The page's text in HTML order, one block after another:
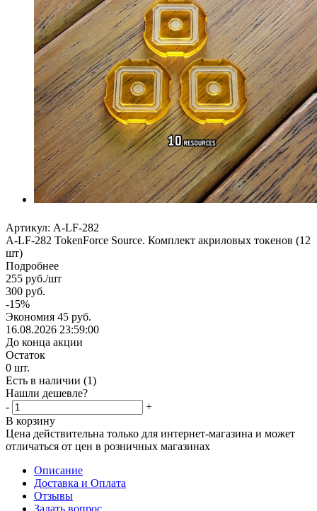
Артикул: A-LF-282
A-LF-282 TokenForce Source. Комплект акриловых токенов (12
шт)
Подробнее
255 руб./шт
300 руб.
-15%
Экономия 45 руб.
16.08.2026 23:59:00
До конца акции
Остаток
0 шт.
Есть в наличии (1)
Нашли дешевле?
-
+
В корзину
Цена действительна только для интернет-магазина и может
отличаться от цен в розничных магазинах
Описание
Доставка и Оплата
Отзывы
Задать вопрос